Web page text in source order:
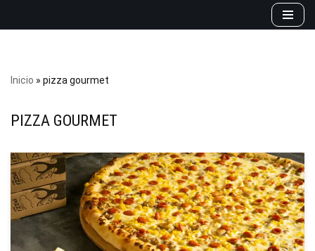
Inicio » pizza gourmet
PIZZA GOURMET